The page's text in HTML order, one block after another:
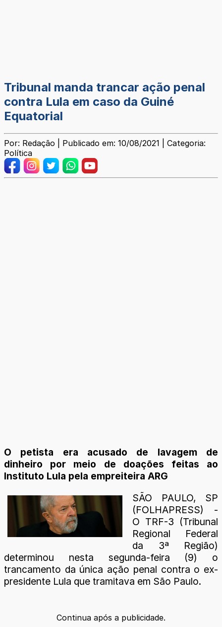
Tribunal manda trancar ação penal
contra Lula em caso da Guiné
Equatorial
Por: Redação | Publicado em: 10/08/2021 | Categoria:
Política
O petista era acusado de lavagem de
dinheiro por meio de doações feitas ao
Instituto Lula pela empreiteira ARG
SÃO PAULO, SP
(FOLHAPRESS) -
O TRF-3 (Tribunal
Regional Federal
da 3ª Região)
determinou nesta segunda-feira (9) o
trancamento da única ação penal contra o ex-
presidente Lula que tramitava em São Paulo.
Continua após a publicidade.